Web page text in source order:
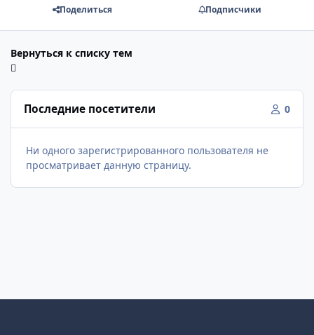
Поделиться Подписчики
Вернуться к списку тем
Последние посетители 0
Ни одного зарегистрированного пользователя не
просматривает данную страницу.